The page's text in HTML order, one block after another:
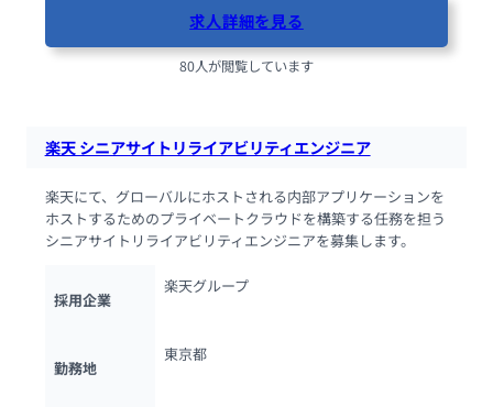
求人詳細を見る
80人が閲覧しています
楽天 シニアサイトリライアビリティエンジニア
楽天にて、グローバルにホストされる内部アプリケーションを
ホストするためのプライベートクラウドを構築する任務を担う
シニアサイトリライアビリティエンジニアを募集します。
採用企業
楽天グループ
勤務地
東京都